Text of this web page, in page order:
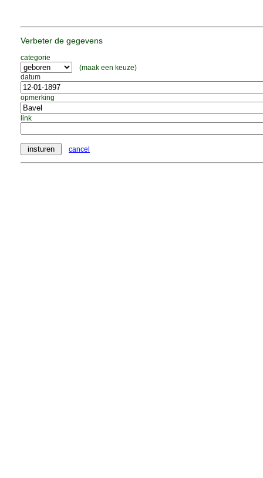
Verbeter de gegevens
categorie
(maak een keuze)
datum
opmerking
link
cancel